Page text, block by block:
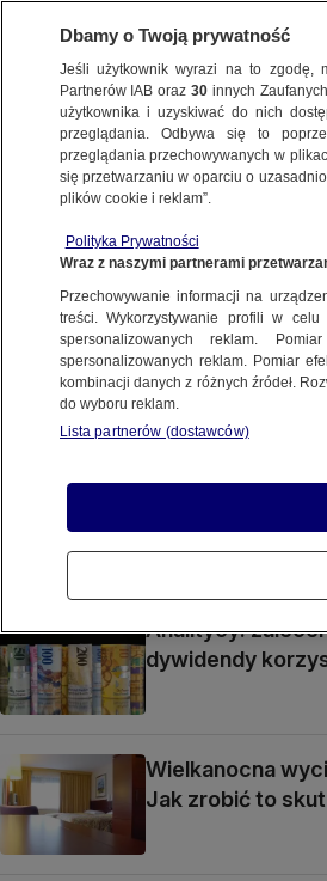
BIZNES
Z KRAJU
Urzędnicy
Złoty ma się
RYNKI
Jak banki
Analitycy:
dywidendy
Wielkanocna
Jak zrobić to
Dbamy o Twoją prywatność
Jeśli użytkownik wyrazi na to zgodę,
Partnerów IAB oraz30 innych
użytkownika i uzyskiwać do nich
przeglądania. Odbywa się to
przeglądania przechowywanych w
się przetwarzaniu w oparciu o
plików cookie i reklam”.
Polityka Prywatności
Wraz z naszymi partnerami
Przechowywanie informacji na
treści. Wykorzystywanie profili w
spersonalizowanych reklam.
spersonalizowanych reklam. Pomiar
kombinacji danych z różnych źródeł.
do wyboru reklam.
Lista partnerów (dostawców)